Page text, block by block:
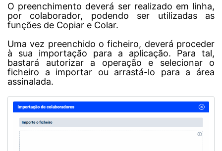
O preenchimento deverá ser realizado em linha,
por colaborador, podendo ser utilizadas as
funções de Copiar e Colar.
Uma vez preenchido o ficheiro, deverá proceder
à sua importação para a aplicação. Para tal,
bastará autorizar a operação e selecionar o
ficheiro a importar ou arrastá-lo para a área
assinalada.